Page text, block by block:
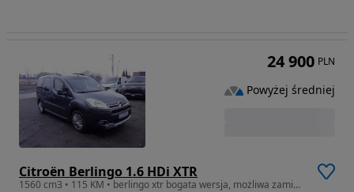
Citroën Berlingo 1.6 HDi XTR
1560 cm3 • 115 KM • berlingo xtr bogata wersja, możliwa zamiana
24 900 PLN
Powyżej średniej